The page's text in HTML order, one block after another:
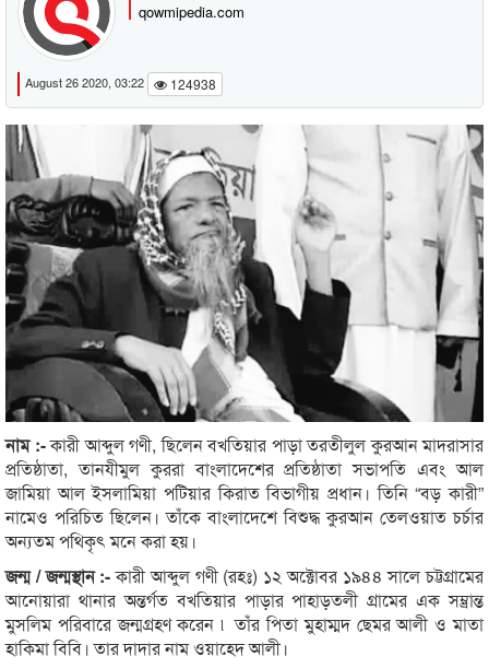
qowmipedia.com
August 26 2020, 03:22 124938
নাম :-কারী আব্দুল গণী, ছিলেন বখতিয়ার পাড়া তরতীলুল কুরআন মাদরাসার
প্রতিষ্ঠাতা, তানযীমুল কুররা বাংলাদেশের প্রতিষ্ঠাতা সভাপতি এবং আল
জামিয়া আল ইসলামিয়া পটিয়ার কিরাত বিভাগীয় প্রধান। তিনি “বড় কারী”
নামেও পরিচিত ছিলেন। তাঁকে বাংলাদেশে বিশুদ্ধ কুরআন তেলওয়াত চর্চার
অন্যতম পথিকৃৎ মনে করা হয়।
জন্ম / জন্মস্থান :-কারী আব্দুল গণী (রহঃ) ১২ অক্টোবর ১৯৪৪ সালে চট্টগ্রামের
আনোয়ারা থানার অন্তর্গত বখতিয়ার পাড়ার পাহাড়তলী গ্রামের এক সম্ভ্রান্ত
মুসলিম পরিবারে জন্মগ্রহণ করেন ৷ তাঁর পিতা মুহাম্মদ ছেমর আলী ও মাতা
হাকিমা বিবি। তার দাদার নাম ওয়াহেদ আলী।